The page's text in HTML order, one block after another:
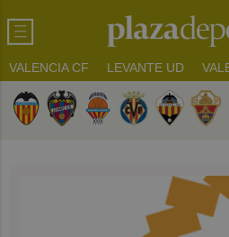
VALENCIA CF LEVANTE UD